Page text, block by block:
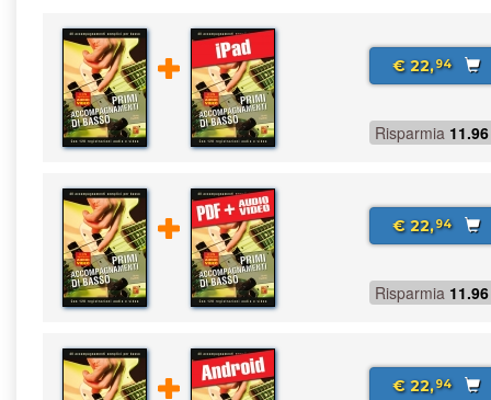
€ 22,94
Risparmia 11.96
€ 22,94
Risparmia 11.96
€ 22,94